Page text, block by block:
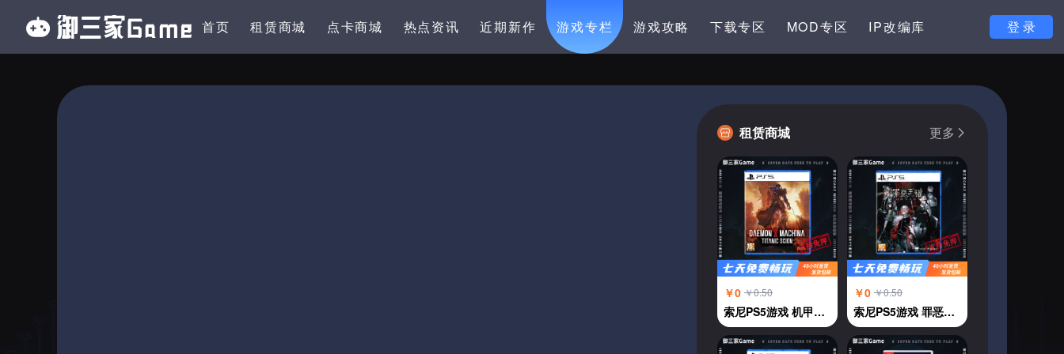
首页 租赁商城 点卡商城 热点资讯 近期新作 游戏专栏 游戏攻略 下载专区 MOD专区 IP改编库 登 录
租赁商城 更多
￥0 ￥0.50
索尼PS5游戏 机甲战魔 神话之裔 恶魔机甲 中文
￥0 ￥0.50
索尼PS5游戏 罪恶王权 中文